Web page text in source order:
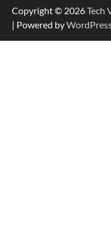
Copyright © 2026Tech
| Powered by